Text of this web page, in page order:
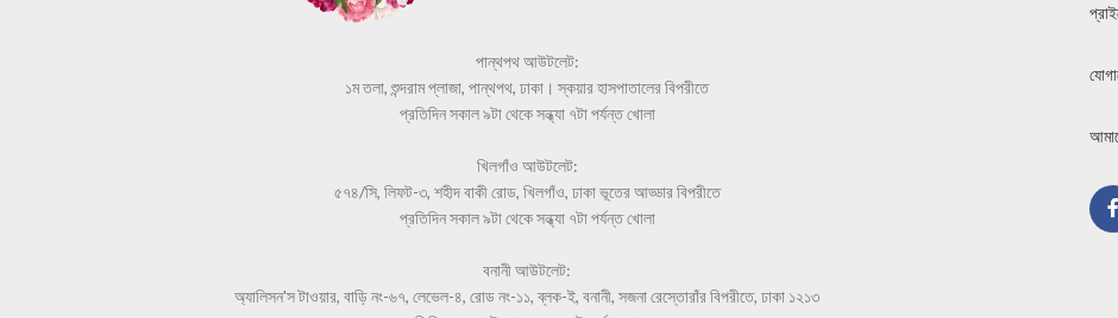
পান্থপথ আউটলেট:
১ম তলা, শুন্দরাম প্লাজা, পান্থপথ, ঢাকা। স্কয়ার হাসপাতালের বিপরীতে
প্রতিদিন সকাল ৯টা থেকে সন্ধ্যা ৭টা পর্যন্ত খোলা
খিলগাঁও আউটলেট:
৫৭৪/সি, লিফট-৩, শহীদ বাকী রোড, খিলগাঁও, ঢাকা ভূতের আড্ডার বিপরীতে
প্রতিদিন সকাল ৯টা থেকে সন্ধ্যা ৭টা পর্যন্ত খোলা
বনানী আউটলেট:
অ্যালিসন'স টাওয়ার, বাড়ি নং-৬৭, লেভেল-৪, রোড নং-১১, ব্লক-ই, বনানী, সজনা রেস্তোরাঁর বিপরীতে, ঢাকা ১২১৩